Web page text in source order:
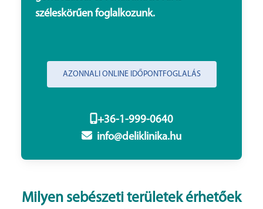
széleskörűen foglalkozunk.
AZONNALI ONLINE IDŐPONTFOGLALÁS
+36-1-999-0640
info@deliklinika.hu
Milyen sebészeti területek érhetőek